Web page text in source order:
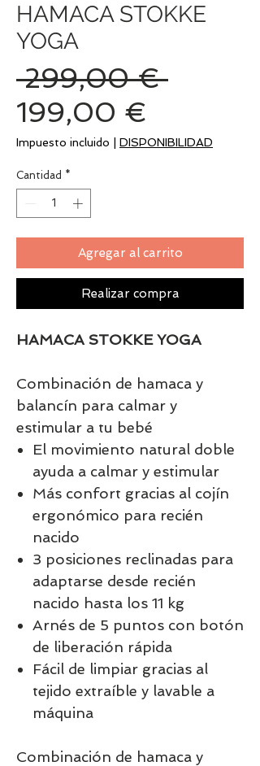
HAMACA STOKKE
YOGA
299,00 € Precio
199,00 €
de
Impuesto incluido DISPONIBILIDAD
Cantidad *
Agregar al carrito
Realizar compra
HAMACA STOKKE YOGA
Combinación de hamaca y
balancín para calmar y
estimular a tu bebé
El movimiento natural doble
ayuda a calmar y estimular
Más confort gracias al cojín
ergonómico para recién
nacido
3 posiciones reclinadas para
adaptarse desde recién
nacido hasta los 11 kg
Arnés de 5 puntos con botón
de liberación rápida
Fácil de limpiar gracias al
tejido extraíble y lavable a
máquina
Combinación de hamaca y